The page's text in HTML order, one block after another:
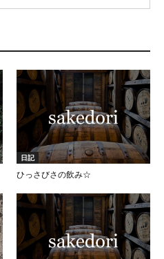
日記
ひっさびさの飲み☆